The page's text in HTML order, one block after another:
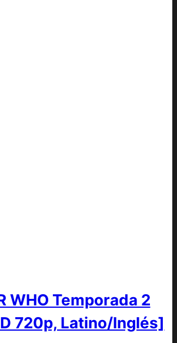
WHO Temporada 2
720p, Latino/Inglés]